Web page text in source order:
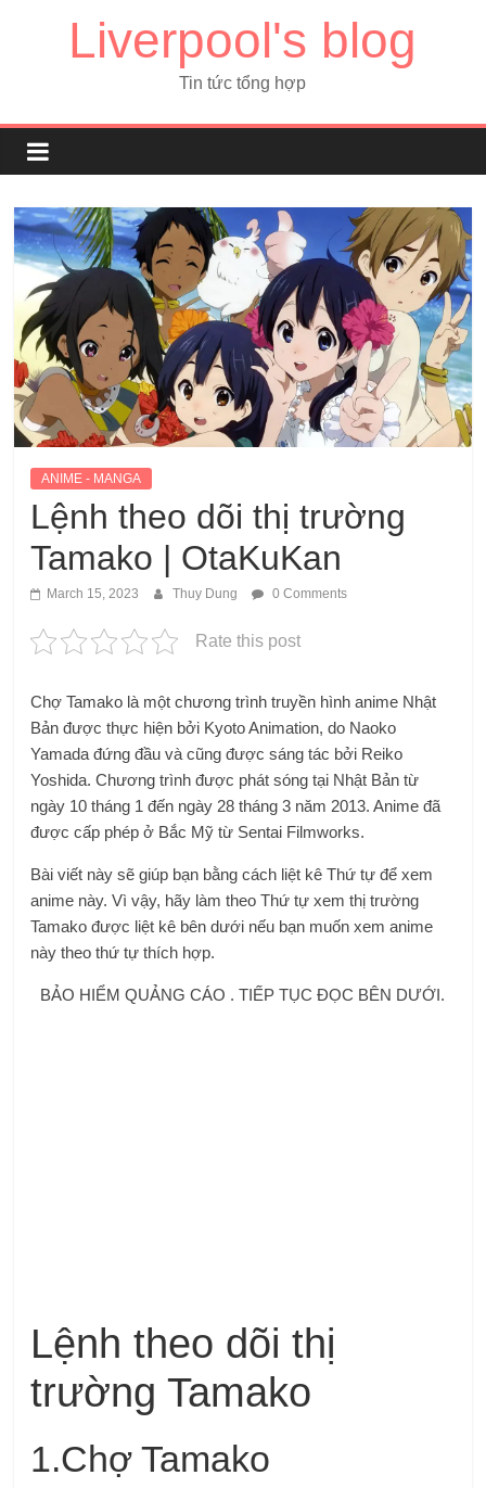
Liverpool's blog
Tin tức tổng hợp
ANIME - MANGA
Lệnh theo dõi thị trường
Tamako | OtaKuKan
March 15, 2023 Thuy Dung 0 Comments
Rate this post
Chợ Tamako là một chương trình truyền hình anime Nhật
Bản được thực hiện bởi Kyoto Animation, do Naoko
Yamada đứng đầu và cũng được sáng tác bởi Reiko
Yoshida. Chương trình được phát sóng tại Nhật Bản từ
ngày 10 tháng 1 đến ngày 28 tháng 3 năm 2013. Anime đã
được cấp phép ở Bắc Mỹ từ Sentai Filmworks.
Bài viết này sẽ giúp bạn bằng cách liệt kê Thứ tự để xem
anime này. Vì vậy, hãy làm theo Thứ tự xem thị trường
Tamako được liệt kê bên dưới nếu bạn muốn xem anime
này theo thứ tự thích hợp.
BẢO HIỂM QUẢNG CÁO . TIẾP TỤC ĐỌC BÊN DƯỚI.
Lệnh theo dõi thị
trường Tamako
1.Chợ Tamako